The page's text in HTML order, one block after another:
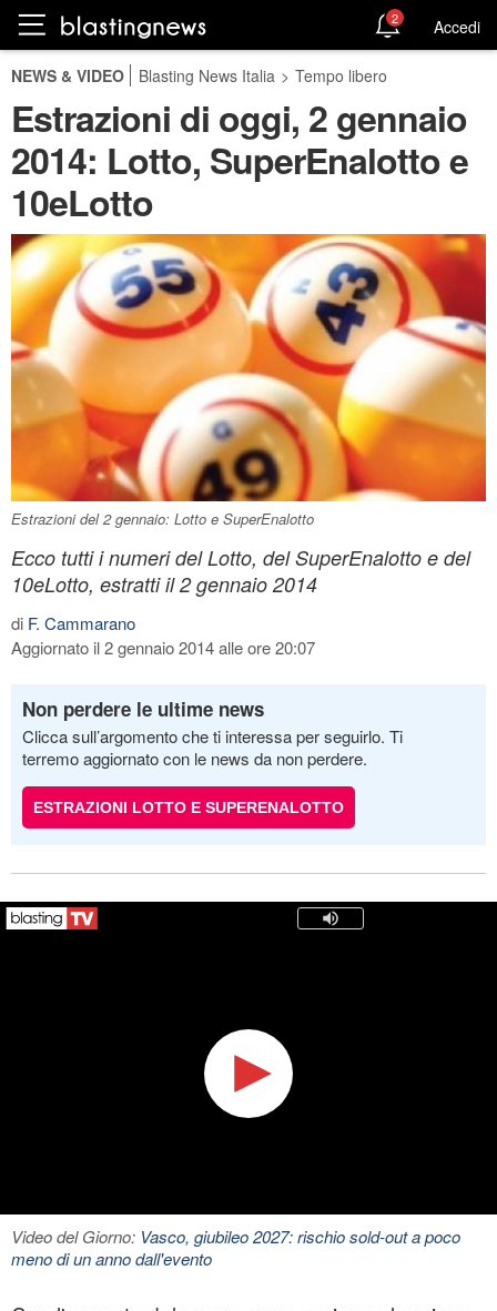
2 Accedi
NEWS & VIDEO Blasting News Italia > Tempo libero
Estrazioni di oggi, 2 gennaio
2014: Lotto, SuperEnalotto e
10eLotto
Estrazioni del 2 gennaio: Lotto e SuperEnalotto
Ecco tutti i numeri del Lotto, del SuperEnalotto e del
10eLotto, estratti il 2 gennaio 2014
di F. Cammarano
Aggiornato il 2 gennaio 2014 alle ore 20:07
Non perdere le ultime news
Clicca sull’argomento che ti interessa per seguirlo. Ti
terremo aggiornato con le news da non perdere.
ESTRAZIONI LOTTO E SUPERENALOTTO
Video del Giorno: Vasco, giubileo 2027: rischio sold-out a poco
meno di un anno dall'evento